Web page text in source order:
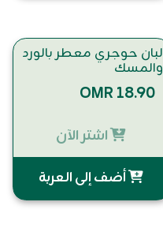
لبان حوجري معطر بالورد
والمسك
OMR 18.90
اشتر الآن
أضف إلى العربة